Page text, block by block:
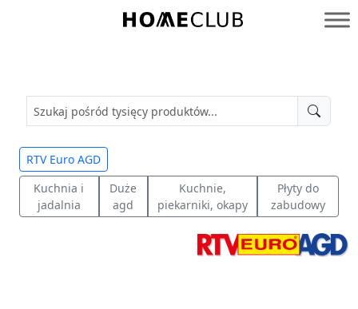
Homeclub
RTV Euro AGD
Kuchnia i
jadalnia
Duże
agd
Kuchnie,
piekarniki, okapy
Płyty do
zabudowy